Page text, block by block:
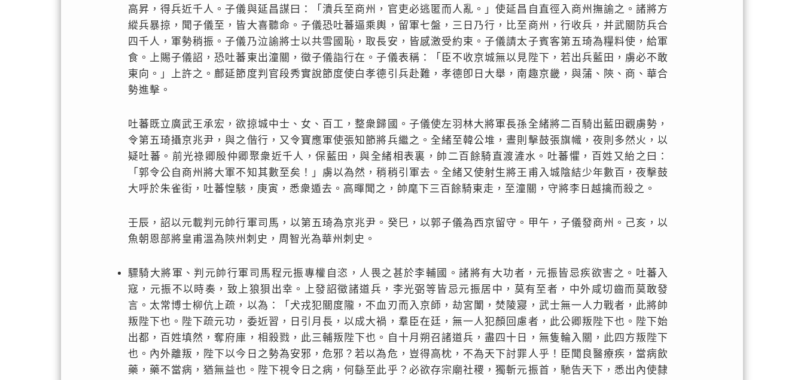
高昇，得兵近千人。子儀與延昌謀曰：「潰兵至商州，官吏必逃匿而人亂。」使延昌自直徑入商州撫諭之。諸將方
縱兵暴掠，聞子儀至，皆大喜聽命。子儀恐吐蕃逼乘輿，留軍七盤，三日乃行，比至商州，行收兵，并武關防兵合
四千人，軍勢稍振。子儀乃泣諭將士以共雪國恥，取長安，皆感激受約束。子儀請太子賓客第五琦為糧料使，給軍
食。上賜子儀詔，恐吐蕃東出潼關，徵子儀詣行在。子儀表稱：「臣不收京城無以見陛下，若出兵藍田，虜必不敢
東向。」上許之。鄜延節度判官段秀實說節度使白孝德引兵赴難，孝德卽日大舉，南趣京畿，與蒲、陝、商、華合
勢進擊。
吐蕃既立廣武王承宏，欲掠城中士、女、百工，整衆歸國。子儀使左羽林大將軍長孫全緒將二百騎出藍田觀虜勢，
令第五琦攝京兆尹，與之偕行，又令寶應軍使張知節將兵繼之。全緒至韓公堆，晝則擊鼓張旗幟，夜則多然火，以
疑吐蕃。前光祿卿殷仲卿聚衆近千人，保藍田，與全緒相表裏，帥二百餘騎直渡滻水。吐蕃懼，百姓又紿之曰：
「郭令公自商州將大軍不知其數至矣！」虜以為然，稍稍引軍去。全緒又使射生將王甫入城陰結少年數百，夜擊鼓
大呼於朱雀街，吐蕃惶駭，庚寅，悉衆遁去。高暉聞之，帥麾下三百餘騎東走，至潼關，守將李日越擒而殺之。
壬辰，詔以元載判元帥行軍司馬，以第五琦為京兆尹。癸巳，以郭子儀為西京留守。甲午，子儀發商州。己亥，以
魚朝恩部將皇甫溫為陝州刺史，周智光為華州刺史。
驃騎大將軍、判元帥行軍司馬程元振專權自恣，人畏之甚於李輔國。諸將有大功者，元振皆忌疾欲害之。吐蕃入
寇，元振不以時奏，致上狼狽出幸。上發詔徵諸道兵，李光弼等皆忌元振居中，莫有至者，中外咸切齒而莫敢發
言。太常博士柳伉上疏，以為：「犬戎犯關度隴，不血刃而入京師，劫宮闈，焚陵寢，武士無一人力戰者，此將帥
叛陛下也。陛下疏元功，委近習，日引月長，以成大禍，羣臣在廷，無一人犯顏回慮者，此公卿叛陛下也。陛下始
出都，百姓填然，奪府庫，相殺戮，此三輔叛陛下也。自十月朔召諸道兵，盡四十日，無隻輪入關，此四方叛陛下
也。內外離叛，陛下以今日之勢為安邪，危邪？若以為危，豈得高枕，不為天下討罪人乎！臣聞良醫療疾，當病飲
藥，藥不當病，猶無益也。陛下視令日之病，何繇至此乎？必欲存宗廟社稷，獨斬元振首，馳告天下，悉出內使隸